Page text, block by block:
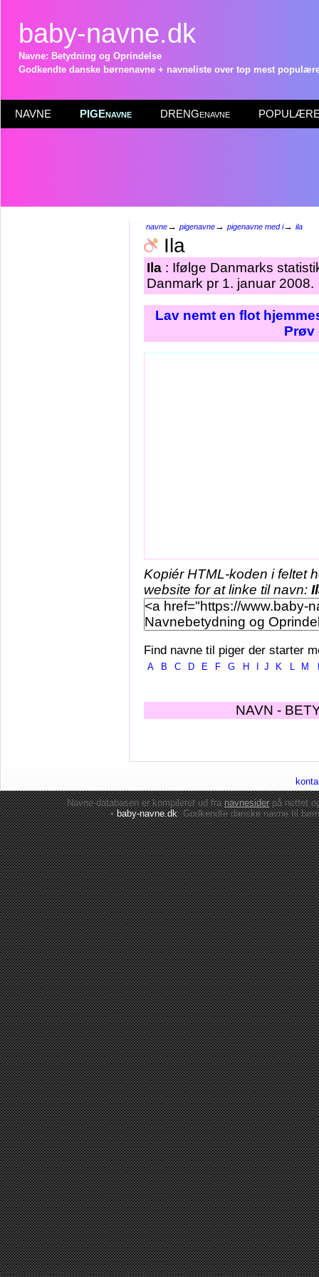
baby-navne.dk
Navne: Betydning og Oprindelse
Godkendte danske børnenavne + navneliste over top mest
NAVNE PIGEnavne DRENGenavne POPULÆRE
navne→ pigenavne→ pigenavne med i→ ila
Ila
Ila : Ifølge Danmarks
Danmark pr 1. januar 2008.
Lav nemt en flot
Prøv
Kopiér HTML-koden i feltet
website for at linke til navn:
Find navne til piger der starter
A B C D E F G H J K L M
NAVN -
Navne-databasen er kompileret ud franavnesiderpå nettet
•baby-navne.dk: Godkendte danskenavne til børn